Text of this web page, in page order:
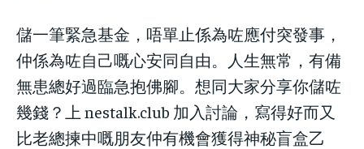
儲一筆緊急基金，唔單止係為咗應付突發事，
仲係為咗自己嘅心安同自由。人生無常，有備
無患總好過臨急抱佛腳。想同大家分享你儲咗
幾錢？上 nestalk.club 加入討論，寫得好而又
比老總揀中嘅朋友仲有機會獲得神秘盲盒乙